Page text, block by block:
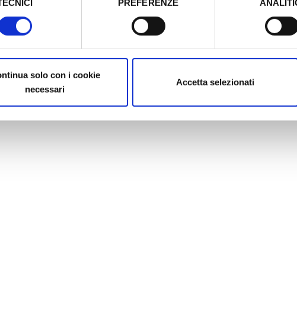
PREFERENZE
solo con i cookie
necessari
Accetta selezionati